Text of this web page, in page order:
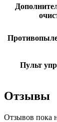
Пульт
Отзывы
Отзывов пока